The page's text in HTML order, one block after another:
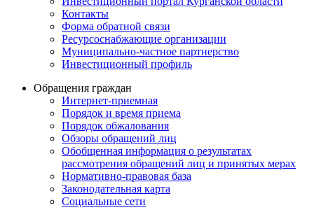
Контакты
Форма обратной связи
Ресурсоснабжающие организации
Муниципально-частное партнерство
Инвестиционный профиль
Обращения граждан
Интернет-приемная
Порядок и время приема
Порядок обжалования
Обзоры обращений лиц
Обобщенная информация о результатах
рассмотрения обращений лиц и принятых мерах
Нормативно-правовая база
Законодательная карта
Социальные сети